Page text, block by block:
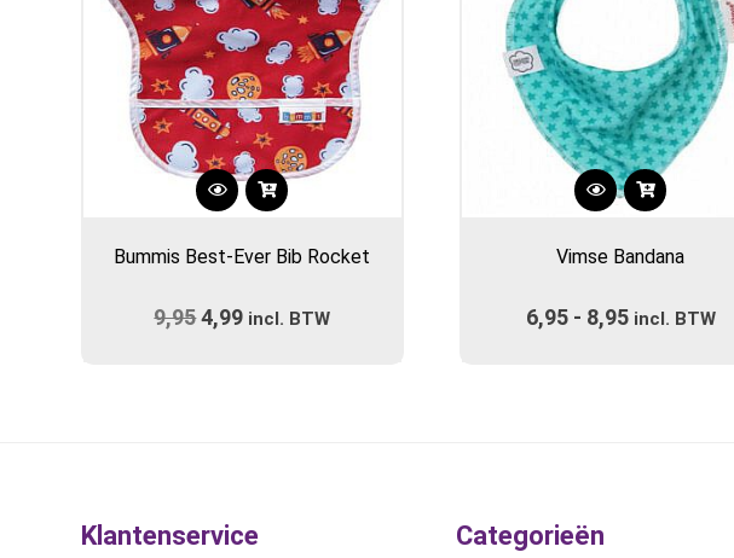
Bummis Best-Ever Bib Rocket
9,95Oorspronkelijke
4,99 Huidige
incl. BTW
Dit
heeft
variaties.
Vimse Bandana
6,95 - 8,95Prijsklasse:
incl. BTW
Klantenservice Categorieën